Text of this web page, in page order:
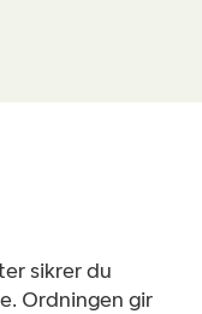
sikrer du
Ordningen gir